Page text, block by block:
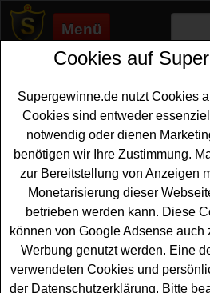
Menü
Supergewinne.de>Gewinnspiele>
Anzeige:
Anzeige:
Holidayland
Fuerteventura
Nehmen Sie jetzt an einem
teil, das von Holidayland
Hauptgewinn wartet ein
Cookies auf
Supergewinne.de nutzt Cookies
Cookies sind entweder
notwendig oder dienen
benötigen wir Ihre Zustimmung.
zur Bereitstellung von Anzeigen
Monetarisierung dieser
betrieben werden kann. Diese
können von Google Adsense
Werbung genutzt werden. Eine
verwendeten Cookies und
der Datenschutzerklärung. Bitte